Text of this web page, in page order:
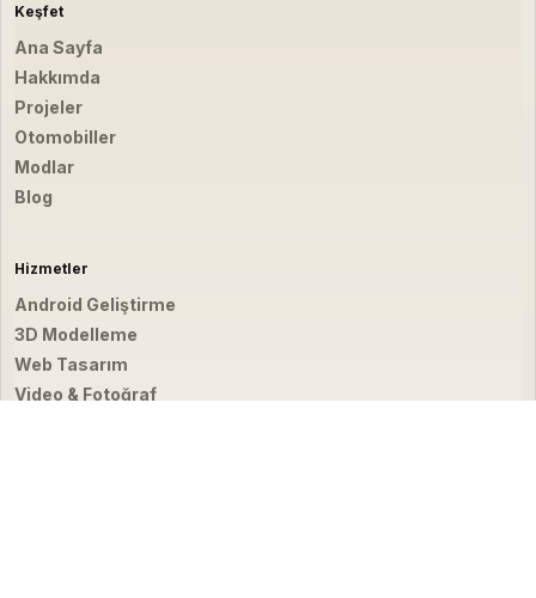
Keşfet
Ana Sayfa
Hakkımda
Projeler
Otomobiller
Modlar
Blog
Hizmetler
Android Geliştirme
3D Modelleme
Web Tasarım
Video & Fotoğraf